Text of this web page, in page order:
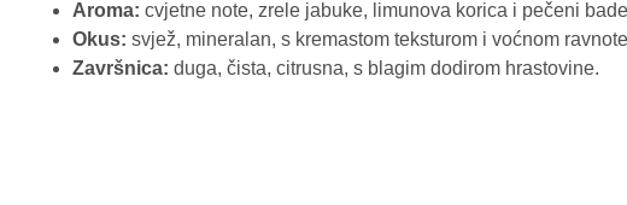
Aroma: cvjetne note, zrele jabuke, limunova korica i pečeni
Okus: svjež, mineralan, s kremastom teksturom i voćnom
Završnica: duga, čista, citrusna, s blagim dodirom hrastovine.